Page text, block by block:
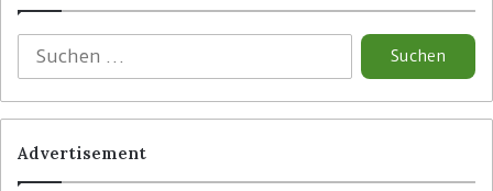
Advertisement